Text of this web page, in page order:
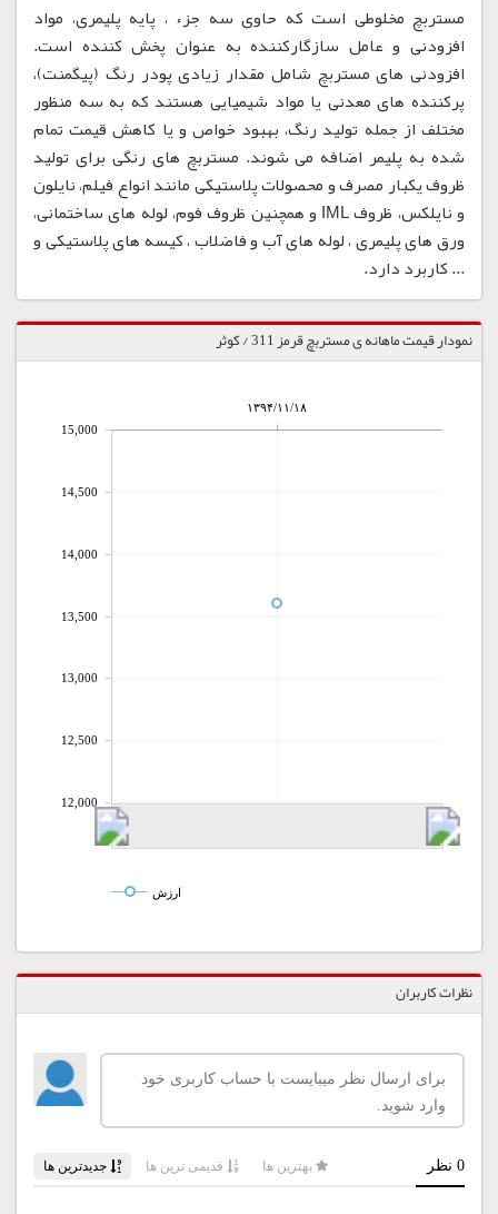
مستربچ مخلوطی است که حاوی سه جزء ، پایه پلیمری، مواد
افزودنی و عامل سازگارکننده به عنوان پخش کننده است.
افزودنی های مستربچ شامل مقدار زیادی پودر رنگ (پیگمنت)،
پرکننده های معدنی یا مواد شیمیایی هستند که به سه منظور
مختلف از جمله تولید رنگ، بهبود خواص و یا کاهش قیمت تمام
شده به پلیمر اضافه می شوند. مستربچ های رنگی برای تولید
ظروف یکبار مصرف و محصولات پلاستیکی مانند انواع فیلم، نایلون
و نایلکس، ظروف IML و همچنین ظروف فوم، لوله های ساختمانی،
ورق های پلیمری ، لوله های آب و فاضلاب ، کیسه های پلاستیکی و
... کاربرد دارد.
نمودار قیمت ماهانه ی مستربچ قرمز 311 / کوثر
۱۳۹۴/۱۱/۱۸
12,000
12,500
13,000
13,500
14,000
14,500
15,000
ارزش
نظرات کاربران